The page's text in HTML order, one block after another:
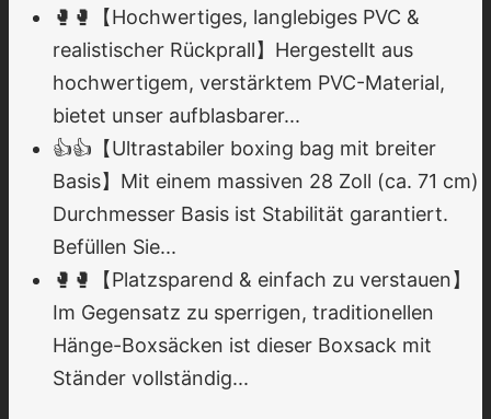
🥊🥊【Hochwertiges, langlebiges PVC &
realistischer Rückprall】Hergestellt aus
hochwertigem, verstärktem PVC-Material,
bietet unser aufblasbarer...
👍👍【Ultrastabiler boxing bag mit breiter
Basis】Mit einem massiven 28 Zoll (ca. 71 cm)
Durchmesser Basis ist Stabilität garantiert.
Befüllen Sie...
🥊🥊【Platzsparend & einfach zu verstauen】
Im Gegensatz zu sperrigen, traditionellen
Hänge-Boxsäcken ist dieser Boxsack mit
Ständer vollständig...